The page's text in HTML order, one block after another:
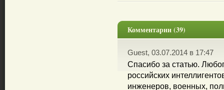
Комментарии (39)
Guest, 03.07.2014 в 17:47
Спасибо за статью.
российских
инженеров, военных,